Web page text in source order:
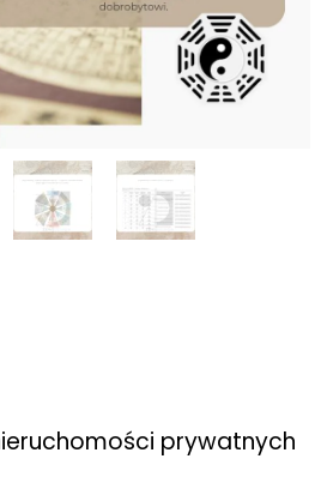
prywatnych